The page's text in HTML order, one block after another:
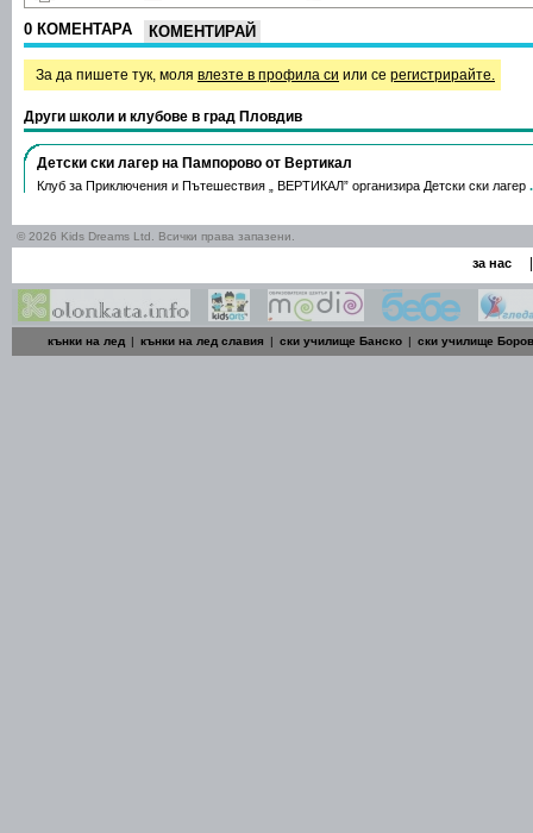
0 КОМЕНТАРА КОМЕНТИРАЙ
За да пишете тук, моля влезте в профила си или се регистрирайте.
Други школи и клубове в град Пловдив
Детски ски лагер на Пампорово от Вертикал
Клуб за Приключения и Пътешествия „ ВЕРТИКАЛ” организира Детски ски лагер
© 2026 Kids Dreams Ltd. Всички права запазени.
за нас |
кънки на лед | кънки на лед славия | ски училище Банско | ски училище